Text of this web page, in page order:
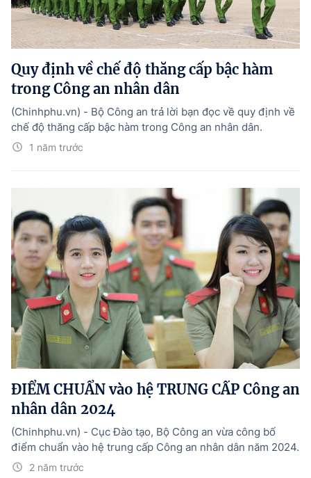
Quy định về chế độ thăng cấp bậc hàm
trong Công an nhân dân
1 năm trước
(Chinhphu.vn) - Bộ Công an trả lời bạn đọc về quy định về
chế độ thăng cấp bậc hàm trong Công an nhân dân.
ĐIỂM CHUẨN vào hệ TRUNG CẤP Công an
nhân dân 2024
2 năm trước
(Chinhphu.vn) - Cục Đào tạo, Bộ Công an vừa công bố
điểm chuẩn vào hệ trung cấp Công an nhân dân năm 2024.